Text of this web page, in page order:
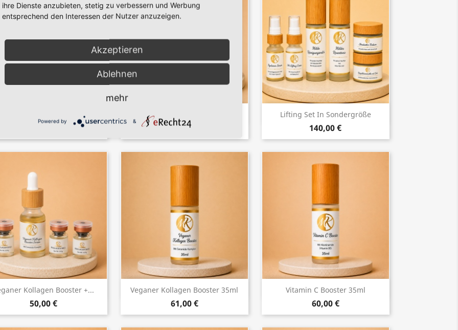
Botox Booster 15ml Empfindliche Haut Set In...
105,00 €
Lifting Set In Sondergröße
140,00 €
Vorschau
Kollagen Booster +...
50,00 €
Vorschau Veganer Kollagen Booster 35ml
61,00 €
Vorschau Vitamin C Booster 35ml
60,00 €
 Vorschau
ihre Dienste anzubieten, stetig zu verbessern und Werbung
entsprechend den Interessen der Nutzer anzuzeigen.
Akzeptieren
Ablehnen
mehr
Powered by &